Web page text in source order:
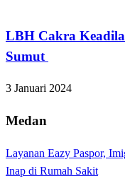
LBH Cakra
Sumut
3 Januari 2024
Medan
Layanan Eazy Paspor,
Inap di Rumah Sakit